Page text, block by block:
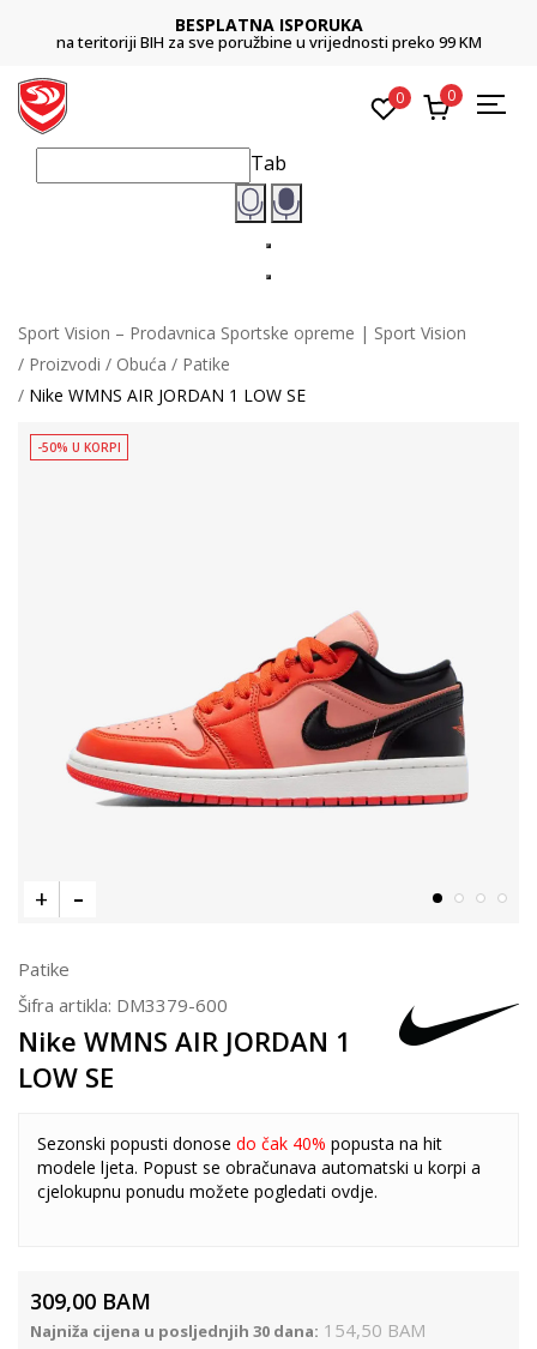
BESPLATNA ISPORUKA
na teritoriji BIH za sve poružbine u vrijednosti preko 99 KM
0 0
Tab
Sport Vision – Prodavnica Sportske opreme | Sport Vision
Proizvodi
Obuća
Patike
Nike WMNS AIR JORDAN 1 LOW SE
-50% U KORPI
Patike
Šifra artikla: DM3379-600
Nike WMNS AIR JORDAN 1
LOW SE
Sezonski popusti donose do čak 40% popusta na hit
modele ljeta. Popust se obračunava automatski u korpi a
cjelokupnu ponudu možete pogledati ovdje.
309,00 BAM
Najniža cijena u posljednjih 30 dana: 154,50 BAM